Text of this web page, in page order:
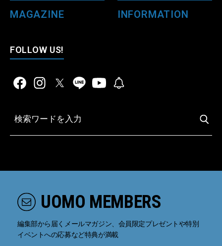
MAGAZINE INFORMATION
FOLLOW US!
UOMO MEMBERS
編集部から届くメールマガジン、会員限定プレゼントや特別
イベントへの応募など特典が満載